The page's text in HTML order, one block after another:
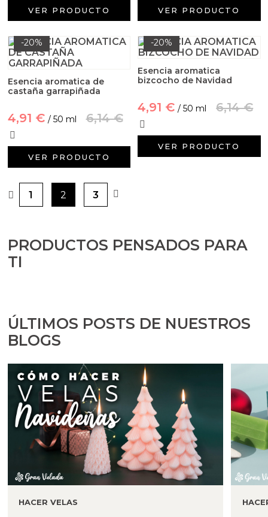
VER PRODUCTO VER PRODUCTO
-20%
Esencia aromatica de
castaña garrapiñada
4,91 € / 50 ml 6,14 €
VER PRODUCTO
-20%
Esencia aromatica
bizcocho de Navidad
4,91 € / 50 ml 6,14 €
VER PRODUCTO
1 2 3
PRODUCTOS PENSADOS PARA
TI
ÚLTIMOS POSTS DE NUESTROS
BLOGS
HACER VELAS